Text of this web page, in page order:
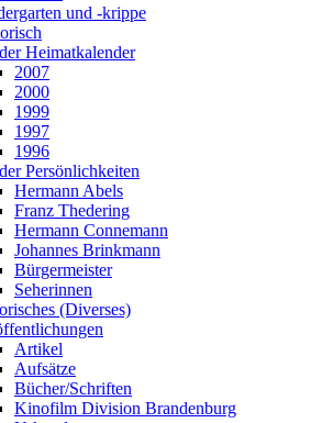
und -krippe
Heimatkalender
2007
2000
1999
1997
1996
Persönlichkeiten
Hermann Abels
Franz Thedering
Hermann Connemann
Johannes Brinkmann
Bürgermeister
Seherinnen
(Diverses)
Artikel
Aufsätze
Bücher/Schriften
Kinofilm Division Brandenburg